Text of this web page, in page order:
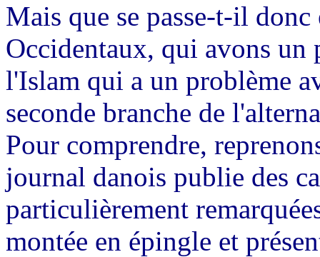
Mais que se passe-t-il
Occidentaux, qui avons un
l'Islam qui a un problème
seconde branche de
Pour comprendre,
journal danois publie des
particulièrement
montée en épingle et